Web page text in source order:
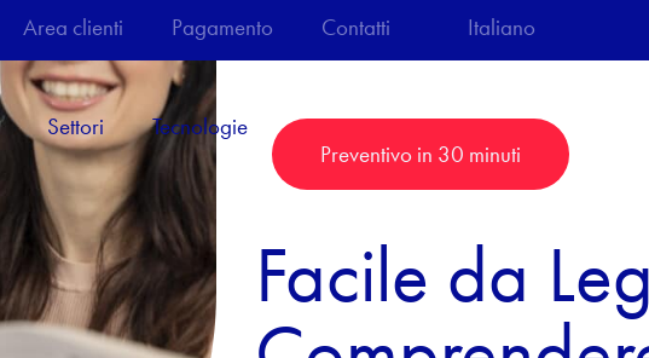
Area clienti Pagamento Contatti Italiano
Settori
Tecnologie
Preventivo in 30 minuti
Facile da